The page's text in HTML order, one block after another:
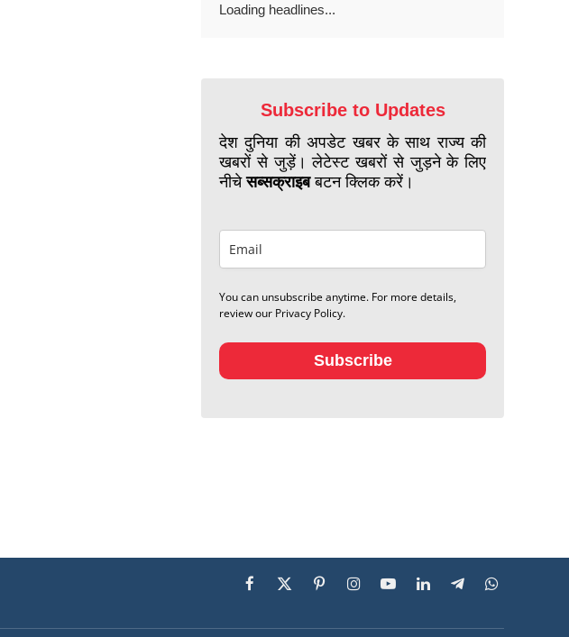
Loading headlines...
Subscribe to Updates
देश दुनिया की अपडेट खबर के साथ राज्य की
खबरों से जुड़ें। लेटेस्ट खबरों से जुड़ने के लिए
नीचेसब्सक्राइबबटन क्लिक करें।
You can unsubscribe anytime. For more details,
review our Privacy Policy.
Subscribe
Facebook
X
PinterestInstagramYouTubeLinkedInTelegramWhatsApp